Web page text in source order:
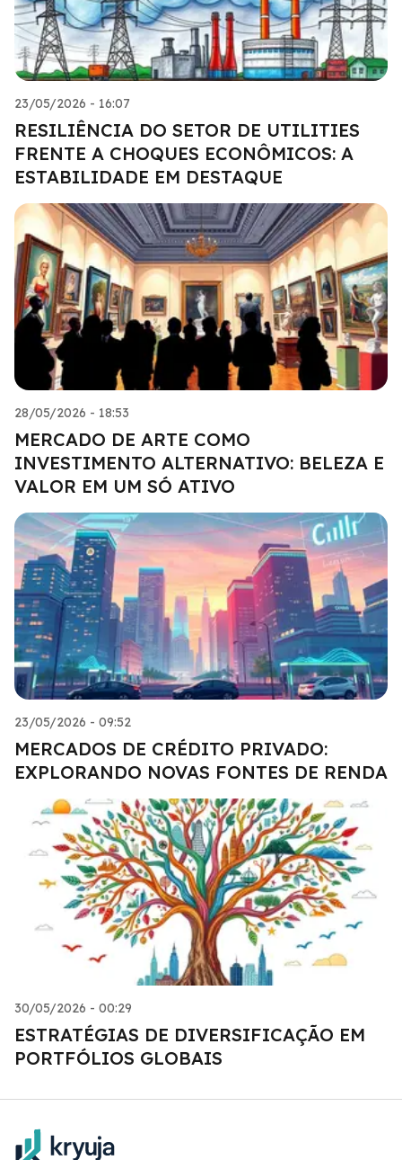
23/05/2026 - 16:07
RESILIÊNCIA DO SETOR DE UTILITIES
FRENTE A CHOQUES ECONÔMICOS: A
ESTABILIDADE EM DESTAQUE
28/05/2026 - 18:53
MERCADO DE ARTE COMO
INVESTIMENTO ALTERNATIVO: BELEZA E
VALOR EM UM SÓ ATIVO
23/05/2026 - 09:52
MERCADOS DE CRÉDITO PRIVADO:
EXPLORANDO NOVAS FONTES DE RENDA
30/05/2026 - 00:29
ESTRATÉGIAS DE DIVERSIFICAÇÃO EM
PORTFÓLIOS GLOBAIS